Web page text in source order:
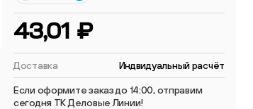
43,01 ₽
Доставка Индвидуальный расчёт
Если оформите заказ до 14:00, отправим
сегодня ТК Деловые Линии!